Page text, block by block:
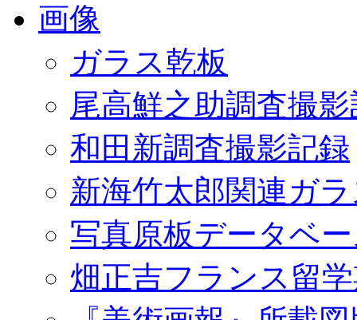
画像
ガラス乾板
尾高鮮之助調査撮
和田新調査撮影記録
新海竹太郎関連ガ
写真原板データベ
畑正吉フランス留